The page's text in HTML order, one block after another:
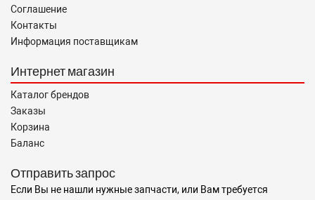
Соглашение
Контакты
Информация поставщикам
Интернет магазин
Каталог брендов
Заказы
Корзина
Баланс
Отправить запрос
Если Вы не нашли нужные запчасти, или Вам требуется